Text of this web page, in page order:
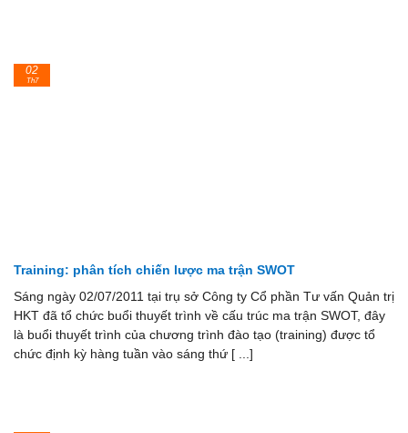
Training: phân tích chiến lược ma trận SWOT
Sáng ngày 02/07/2011 tại trụ sở Công ty Cổ phần Tư vấn Quản trị
HKT đã tổ chức buổi thuyết trình về cấu trúc ma trận SWOT, đây
là buổi thuyết trình của chương trình đào tạo (training) được tổ
chức định kỳ hàng tuần vào sáng thứ [ ...]
02
Th7